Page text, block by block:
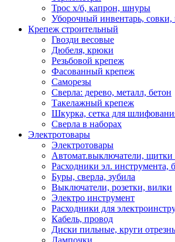
Трос х/б, капрон, шнуры
Уборочный инвентарь,
Крепеж строительный
Гвозди весовые
Дюбеля, крюки
Резьбовой крепеж
Фасованный крепеж
Саморезы
Сверла: дерево, металл, бетон
Такелажный крепеж
Шкурка, сетка для
Сверла в наборах
Электротовары
Электротовары
Автомат.выключатели, щитки
Расходники эл. инструмента,
Буры, сверла, зубила
Выключатели, розетки, вилки
Электро инструмент
Расходники для
Кабель, провод
Диски пильные, круги
Лампочки